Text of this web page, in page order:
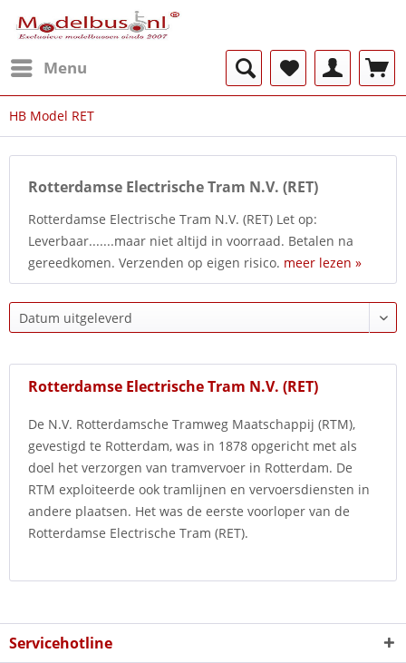
Menu
HB Model RET
Rotterdamse Electrische Tram N.V. (RET)
Rotterdamse Electrische Tram N.V. (RET) Let op:
Leverbaar.......maar niet altijd in voorraad. Betalen na
gereedkomen. Verzenden op eigen risico. meer lezen »
Rotterdamse Electrische Tram N.V. (RET)
De N.V. Rotterdamsche Tramweg Maatschappij (RTM),
gevestigd te Rotterdam, was in 1878 opgericht met als
doel het verzorgen van tramvervoer in Rotterdam. De
RTM exploiteerde ook tramlijnen en vervoersdiensten in
andere plaatsen. Het was de eerste voorloper van de
Rotterdamse Electrische Tram (RET).
Servicehotline